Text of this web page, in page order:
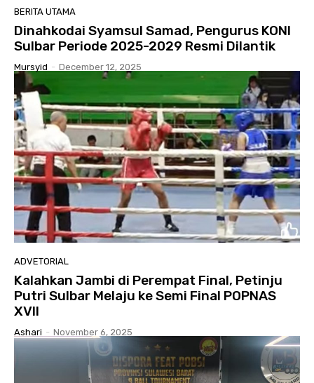
BERITA UTAMA
Dinahkodai Syamsul Samad, Pengurus KONI
Sulbar Periode 2025-2029 Resmi Dilantik
Mursyid - December 12, 2025
ADVETORIAL
Kalahkan Jambi di Perempat Final, Petinju
Putri Sulbar Melaju ke Semi Final POPNAS
XVII
Ashari - November 6, 2025